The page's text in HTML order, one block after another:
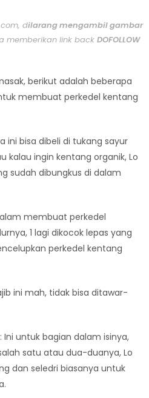
dilarang mengambil gambar
memberikan link back DOFOLLOW
berikut adalah beberapa
membuat perkedel kentang
ini bisa dibeli di tukang sayur
kalau ingin kentang organik, Lo
sudah dibungkus di dalam
membuat perkedel
1 lagi dikocok lepas yang
perkedel kentang
ini mah, tidak bisa ditawar-
: Ini untuk bagian dalam isinya,
satu atau dua-duanya, Lo
dan seledri biasanya untuk